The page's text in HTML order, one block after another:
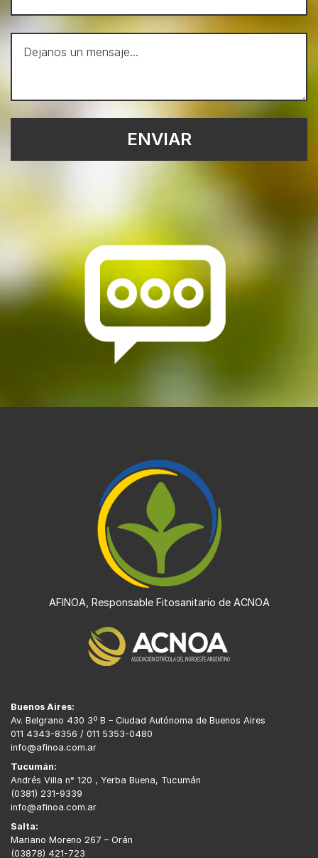
AFINOA, Responsable Fitosanitario de ACNOA
Buenos Aires:
Av. Belgrano 430 3º B – Ciudad Autónoma de Buenos Aires
011 4343-8356 / 011 5353-0480
info@afinoa.com.ar
Tucumán:
Andrés Villa n° 120 , Yerba Buena, Tucumán
(0381) 231-9339
info@afinoa.com.ar
Salta:
Mariano Moreno 267 – Orán
(03878) 421-723